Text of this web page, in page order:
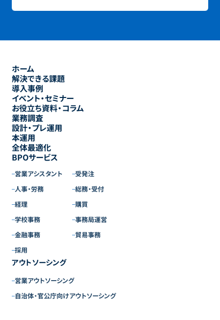
ホーム
解決できる課題
導入事例
イベント・セミナー
お役立ち資料・コラム
業務調査
設計・プレ運用
本運用
全体最適化
BPOサービス
営業アシスタント 受発注
人事・労務 総務・受付
経理 購買
学校事務 事務局運営
金融事務 貿易事務
採用
アウトソーシング
営業アウトソーシング
自治体・官公庁向けアウトソーシング